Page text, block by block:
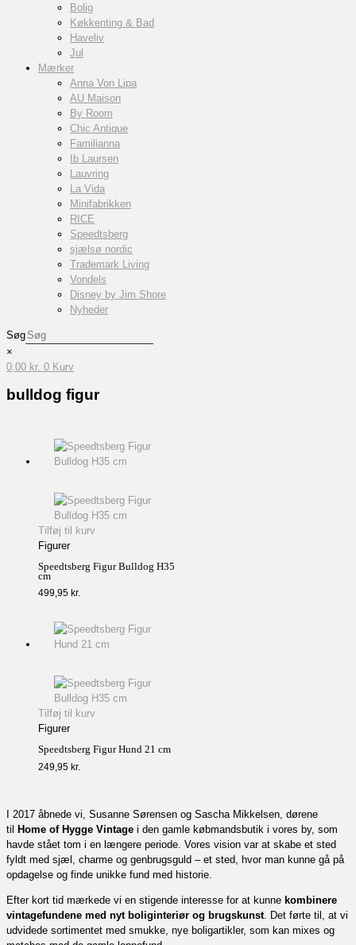
Bolig
Køkkenting & Bad
Haveliv
Jul
Mærker
Anna Von Lipa
AU Maison
By Room
Chic Antique
Familianna
Ib Laursen
Lauvring
La Vida
Minifabrikken
RICE
Speedtsberg
sjælsø nordic
Trademark Living
Vondels
Disney by Jim Shore
Nyheder
Søg
×
0,00 kr. 0 Kurv
bulldog figur
Tilføj til kurv
Figurer
Speedtsberg Figur Bulldog H35
cm
499,95 kr.
Tilføj til kurv
Figurer
Speedtsberg Figur Hund 21 cm
249,95 kr.
I 2017 åbnede vi, Susanne Sørensen og Sascha Mikkelsen, dørene
til
Home of Hygge Vintage i den gamle købmandsbutik i vores by, som
havde stået tom i en længere periode. Vores vision var at skabe et sted
fyldt med sjæl, charme og genbrugsguld – et sted, hvor man kunne gå på
opdagelse og finde unikke fund med historie.
Efter kort tid mærkede vi en stigende interesse for at kunne kombinere
vintagefundene med nyt boliginteriør og brugskunst . Det førte til, at vi
udvidede sortimentet med smukke, nye boligartikler, som kan mixes og